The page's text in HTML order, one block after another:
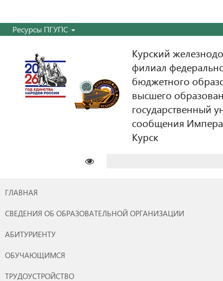
Ресурсы ПГУПС
Курский
филиал
бюджетного
высшего
государственный
сообщения
Курск
ГЛАВНАЯ
СВЕДЕНИЯ ОБ ОБРАЗОВАТЕЛЬНОЙ ОРГАНИЗАЦИИ
АБИТУРИЕНТУ
ОБУЧАЮЩИМСЯ
ТРУДОУСТРОЙСТВО